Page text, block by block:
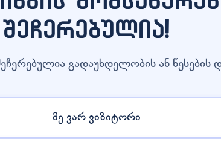
შეჩერებულია!
გადაუხდელობის ან წესების
მე ვარ ვიზიტორი